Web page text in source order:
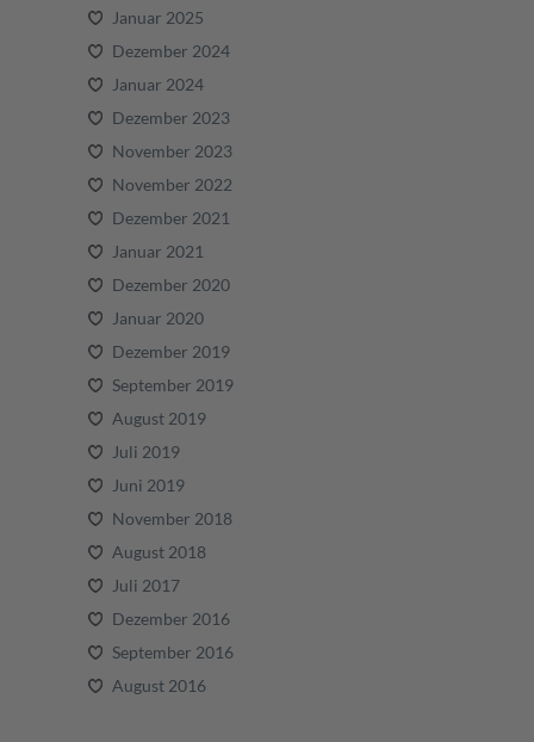
Januar 2025
Dezember 2024
Januar 2024
Dezember 2023
November 2023
November 2022
Dezember 2021
Januar 2021
Dezember 2020
Januar 2020
Dezember 2019
September 2019
August 2019
Juli 2019
Juni 2019
November 2018
August 2018
Juli 2017
Dezember 2016
September 2016
August 2016